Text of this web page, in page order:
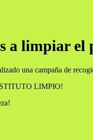
a limpiar el
una campaña de
LIMPIO!